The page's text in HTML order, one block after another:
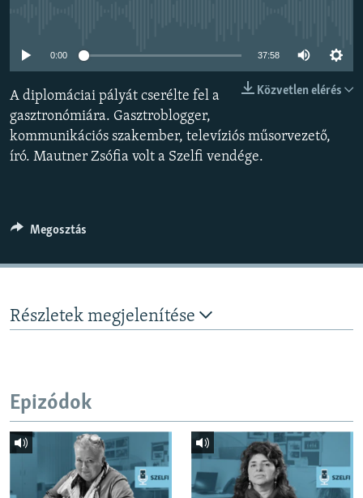
KLÍMAVÁLTOZÁS
A MÚLT TANULSÁGAI
Valamennyi RFE/RL weboldal
0:00 37:58
Közvetlen elérés
A diplomáciai pályát cserélte fel a
gasztronómiára. Gasztroblogger,
kommunikációs szakember, televíziós műsorvezető,
író. Mautner Zsófia volt a Szelfi vendége.
Megosztás
Részletek megjelenítése
Epizódok